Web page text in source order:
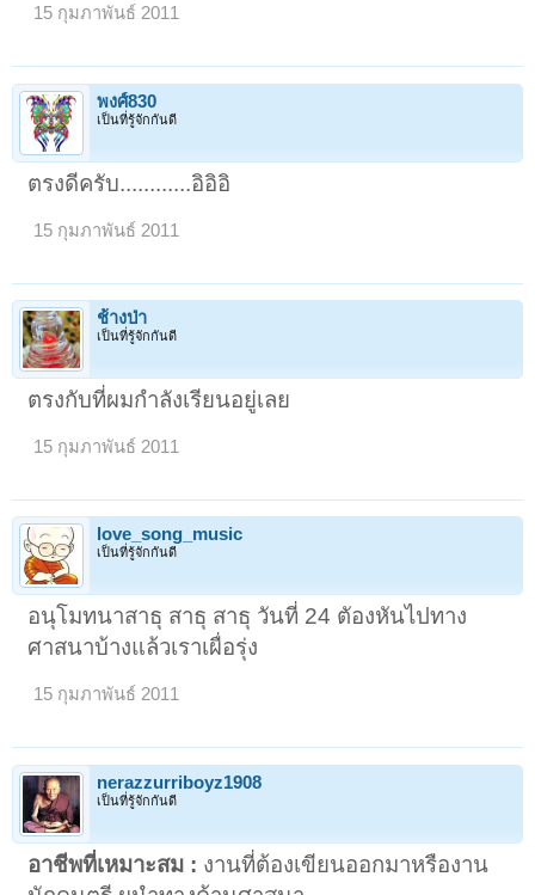
15 กุมภาพันธ์ 2011
พงศ์830
เป็นที่รู้จักกันดี
ตรงดีครับ............อิอิอิ
15 กุมภาพันธ์ 2011
ช้างป่า
เป็นที่รู้จักกันดี
ตรงกับที่ผมกำลังเรียนอยู่เลย
15 กุมภาพันธ์ 2011
love_song_music
เป็นที่รู้จักกันดี
อนุโมทนาสาธุ สาธุ สาธุ วันที่ 24 ตัองหันไปทาง
ศาสนาบ้างแล้วเราเผื่อรุ่ง
15 กุมภาพันธ์ 2011
nerazzurriboyz1908
เป็นที่รู้จักกันดี
อาชีพที่เหมาะสม : งานที่ต้องเขียนออกมาหรืองาน